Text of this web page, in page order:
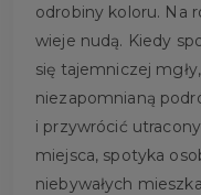
odrobiny koloru. Na
wieje nudą. Kiedy
się tajemniczej
niezapomnianą
i przywrócić
miejsca, spotyka
niebywałych